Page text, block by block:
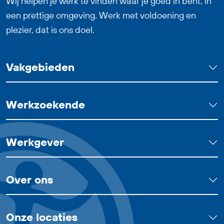
denken en goede arbeidsvoorwaarden,
waaronder 24 vakantiedagen, 13 ADV-
een prettige omgeving. Werk met voldoening en
plezier, dat is ons doel.
Vakgebieden
Werkzoekende
Werkgever
Over ons
Onze locaties